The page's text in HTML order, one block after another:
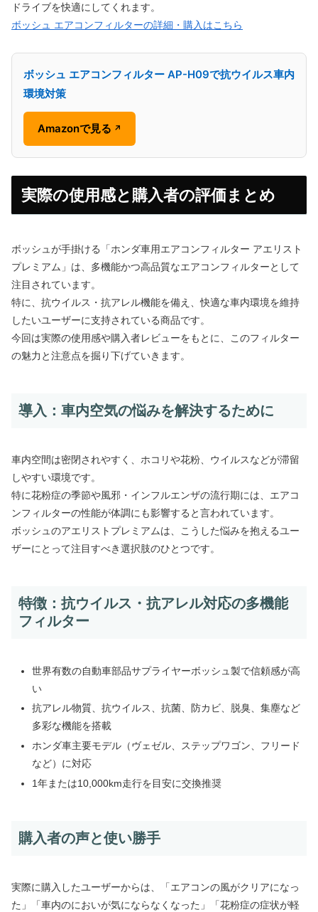
ドライブを快適にしてくれます。
ボッシュ エアコンフィルターの詳細・購入はこちら
ボッシュ エアコンフィルター AP-H09で抗ウイルス車内
環境対策
Amazonで見る ↗
実際の使用感と購入者の評価まとめ
ボッシュが手掛ける「ホンダ車用エアコンフィルター アエリスト
プレミアム」は、多機能かつ高品質なエアコンフィルターとして
注目されています。
特に、抗ウイルス・抗アレル機能を備え、快適な車内環境を維持
したいユーザーに支持されている商品です。
今回は実際の使用感や購入者レビューをもとに、このフィルター
の魅力と注意点を掘り下げていきます。
導入：車内空気の悩みを解決するために
車内空間は密閉されやすく、ホコリや花粉、ウイルスなどが滞留
しやすい環境です。
特に花粉症の季節や風邪・インフルエンザの流行期には、エアコ
ンフィルターの性能が体調にも影響すると言われています。
ボッシュのアエリストプレミアムは、こうした悩みを抱えるユー
ザーにとって注目すべき選択肢のひとつです。
特徴：抗ウイルス・抗アレル対応の多機能
フィルター
世界有数の自動車部品サプライヤーボッシュ製で信頼感が高
い
抗アレル物質、抗ウイルス、抗菌、防カビ、脱臭、集塵など
多彩な機能を搭載
ホンダ車主要モデル（ヴェゼル、ステップワゴン、フリード
など）に対応
1年または10,000km走行を目安に交換推奨
購入者の声と使い勝手
実際に購入したユーザーからは、「エアコンの風がクリアになっ
た」「車内のにおいが気にならなくなった」「花粉症の症状が軽